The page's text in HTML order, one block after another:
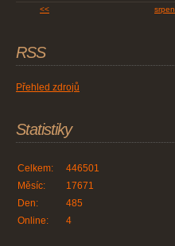
<< srpen
RSS
Přehled zdrojů
Statistiky
Online: 4
Celkem:
446501
Měsíc:
17671
Den:
485